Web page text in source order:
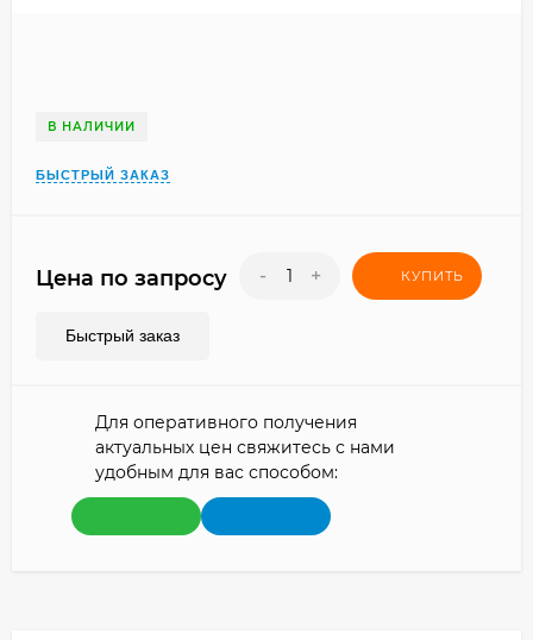
В НАЛИЧИИ
БЫСТРЫЙ ЗАКАЗ
Цена по запросу - + КУПИТЬ
Быстрый заказ
Для оперативного получения
актуальных цен свяжитесь с нами
удобным для вас способом: